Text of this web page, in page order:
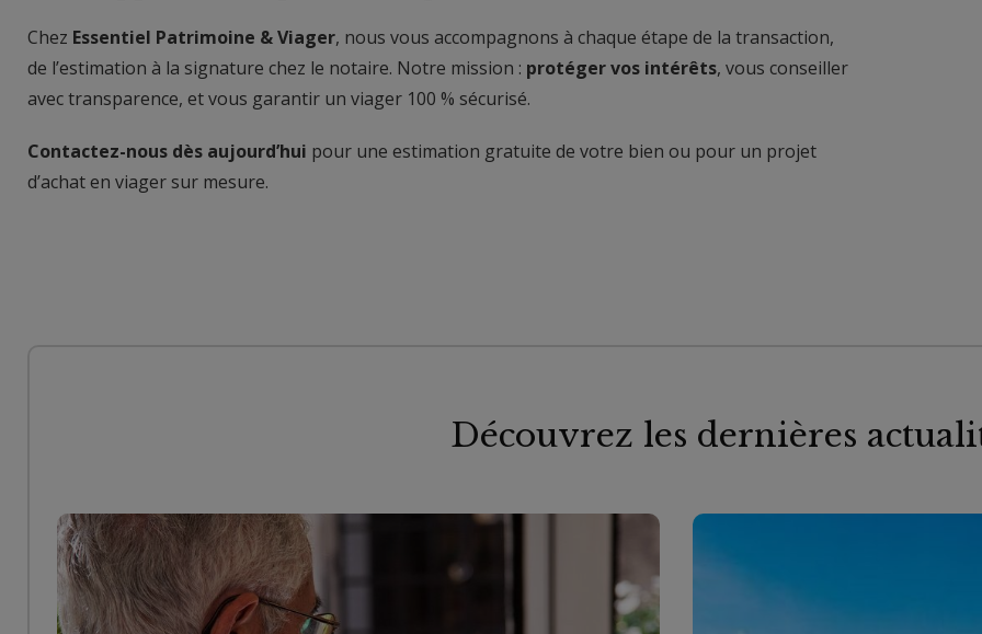
Chez Essentiel Patrimoine & Viager, nous vous accompagnons à chaque étape de la transaction,
de l’estimation à la signature chez le notaire. Notre mission : protéger vos intérêts, vous conseiller
avec transparence, et vous garantir un viager 100 % sécurisé.
Contactez-nous dès aujourd’hui pour une estimation gratuite de votre bien ou pour un projet
d’achat en viager sur mesure.
Découvrez les dernières